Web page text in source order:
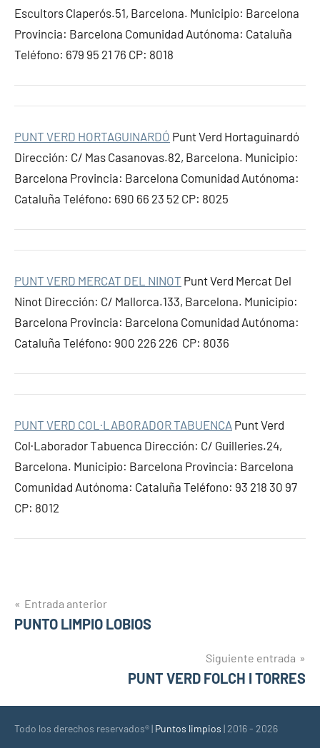
Escultors Claperós.51, Barcelona. Municipio: Barcelona
Provincia: Barcelona Comunidad Autónoma: Cataluña
Teléfono: 679 95 21 76 CP: 8018
PUNT VERD HORTAGUINARDÓ Punt Verd Hortaguinardó
Dirección: C/ Mas Casanovas.82, Barcelona. Municipio:
Barcelona Provincia: Barcelona Comunidad Autónoma:
Cataluña Teléfono: 690 66 23 52 CP: 8025
PUNT VERD MERCAT DEL NINOT Punt Verd Mercat Del
Ninot Dirección: C/ Mallorca.133, Barcelona. Municipio:
Barcelona Provincia: Barcelona Comunidad Autónoma:
Cataluña Teléfono: 900 226 226 CP: 8036
PUNT VERD COL·LABORADOR TABUENCA Punt Verd
Col·Laborador Tabuenca Dirección: C/ Guilleries.24,
Barcelona. Municipio: Barcelona Provincia: Barcelona
Comunidad Autónoma: Cataluña Teléfono: 93 218 30 97
CP: 8012
Navegación
de
Entrada anterior
PUNTO LIMPIO LOBIOS
Siguiente entrada
PUNT VERD FOLCH I TORRES
Todo los derechos reservados® | Puntos limpios | 2016 - 2026